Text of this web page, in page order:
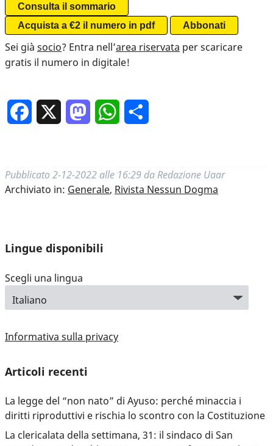
Consulta il sommario
Acquista a €2 il numero in pdf
Abbonati
Sei già socio? Entra nell’area riservata per scaricare
gratis il numero in digitale!
Facebook MastodonWhatsApp
Pubblicato 2-12-2022 alle 16:29 da Redazione Uaar
Archiviato in: Generale, Rivista Nessun Dogma
Lingue disponibili
Scegli una lingua
Informativa sulla privacy
Articoli recenti
La legge del “non nato” di Ayuso: perché minaccia i
diritti riproduttivi e rischia lo scontro con la Costituzione
La clericalata della settimana, 31: il sindaco di San